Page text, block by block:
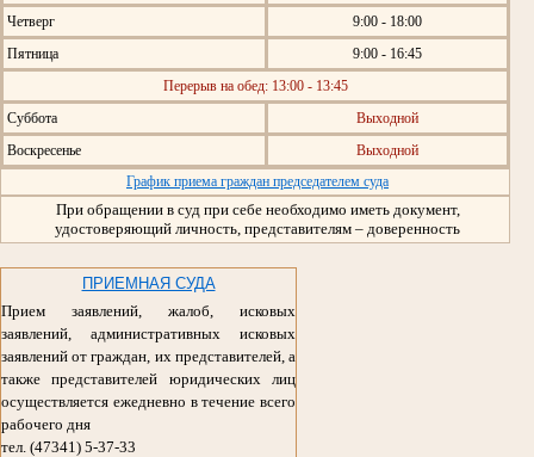
Четверг
9:00 - 18:00
Пятница
9:00 - 16:45
Перерыв на обед: 13:00 - 13:45
Суббота
Выходной
Воскресенье
Выходной
График приема граждан председателем суда
При обращении в суд при себе необходимо иметь документ,
удостоверяющий личность, представителям – доверенность
ПРИЕМНАЯ СУДА
Прием заявлений, жалоб, исковых
заявлений, административных исковых
заявлений от граждан, их представителей, а
также представителей юридических лиц
осуществляется ежедневно в течение всего
рабочего дня
тел. (47341) 5-37-33